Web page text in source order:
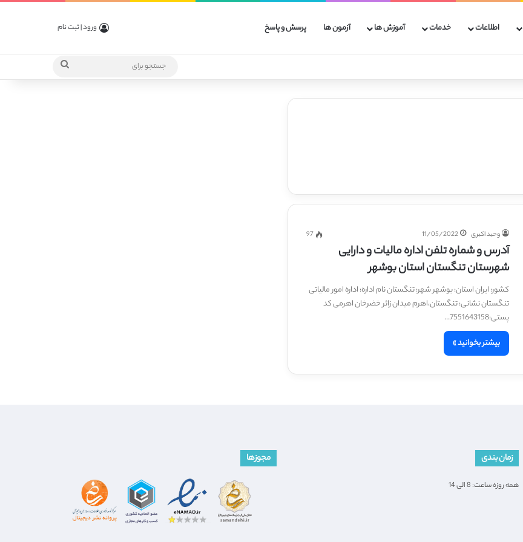
اطلاعات خدمات آموزش ها آزمون ها پرسش و پاسخ ورود | ثبت نام
جستجو
وحید اکبری 11/05/2022
97
آدرس و شماره تلفن اداره مالیات و دارایی
شهرستان تنگستان استان بوشهر
کشور: ایران استان: بوشهر شهر: تنگستان نام اداره: اداره امور مالیاتی
تنگستان نشانی: تنگستان،اهرم میدان زائر خضرخان اهرمی کد
پستی:7551643158…
بیشتر بخوانید »
زمان بندی
همه روزه ساعت: 8 الی 14
مجوزها